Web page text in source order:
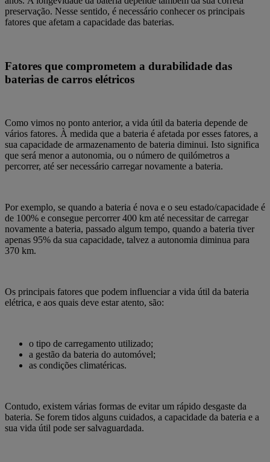
preservação. Nesse sentido, é necessário conhecer os principais
fatores que afetam a capacidade das baterias.
Fatores que comprometem a durabilidade das
baterias de carros elétricos
Como vimos no ponto anterior, a vida útil da bateria depende de
vários fatores. À medida que a bateria é afetada por esses fatores, a
sua capacidade de armazenamento de bateria diminui. Isto significa
que será menor a autonomia, ou o número de quilómetros a
percorrer, até ser necessário carregar novamente a bateria.
Por exemplo, se quando a bateria é nova e o seu estado/capacidade é
de 100% e consegue percorrer 400 km até necessitar de carregar
novamente a bateria, passado algum tempo, quando a bateria tiver
apenas 95% da sua capacidade, talvez a autonomia diminua para
370 km.
Os principais fatores que podem influenciar a vida útil da bateria
elétrica, e aos quais deve estar atento, são:
o tipo de carregamento utilizado;
a gestão da bateria do automóvel;
as condições climatéricas.
Contudo, existem várias formas de evitar um rápido desgaste da
bateria. Se forem tidos alguns cuidados, a capacidade da bateria e a
sua vida útil pode ser salvaguardada.